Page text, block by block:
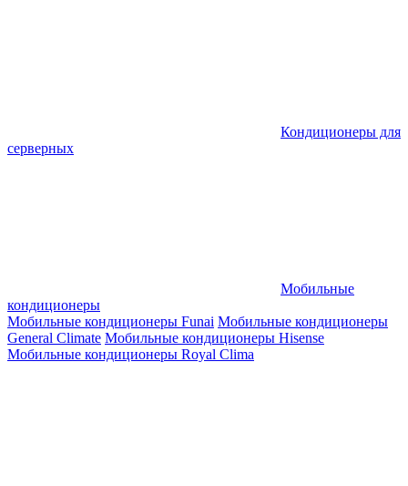
Кондиционеры для
серверных
Мобильные
кондиционеры
Мобильные кондиционеры Funai Мобильные кондиционеры
General Climate Мобильные кондиционеры Hisense
Мобильные кондиционеры Royal Clima